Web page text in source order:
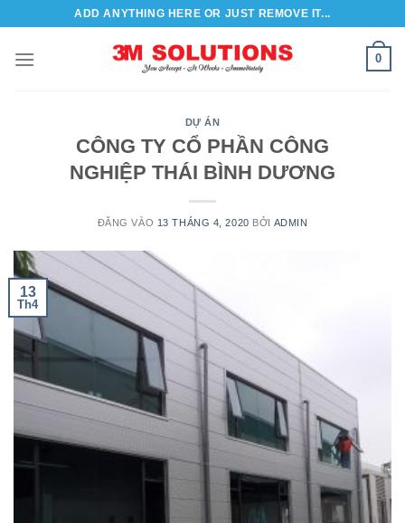
nội
ADD ANYTHING HERE OR JUST REMOVE IT...
0
DỰ ÁN
CÔNG TY CỔ PHẦN CÔNG
NGHIỆP THÁI BÌNH DƯƠNG
ĐĂNG VÀO 13 THÁNG 4, 2020 BỞI ADMIN
13
Th4